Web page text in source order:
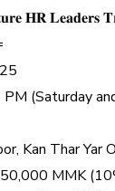
𝐇𝐑 𝐋𝐞𝐚𝐝𝐞𝐫𝐬
(Saturday
Kan Thar Yar
MMK